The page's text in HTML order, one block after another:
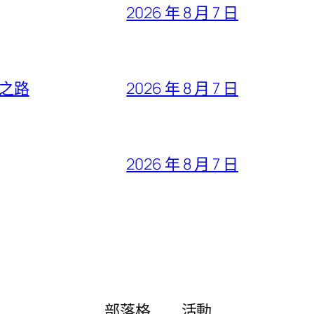
2026 年 8 月 7 日
路 2026 年 8 月 7 日
2026 年 8 月 7 日